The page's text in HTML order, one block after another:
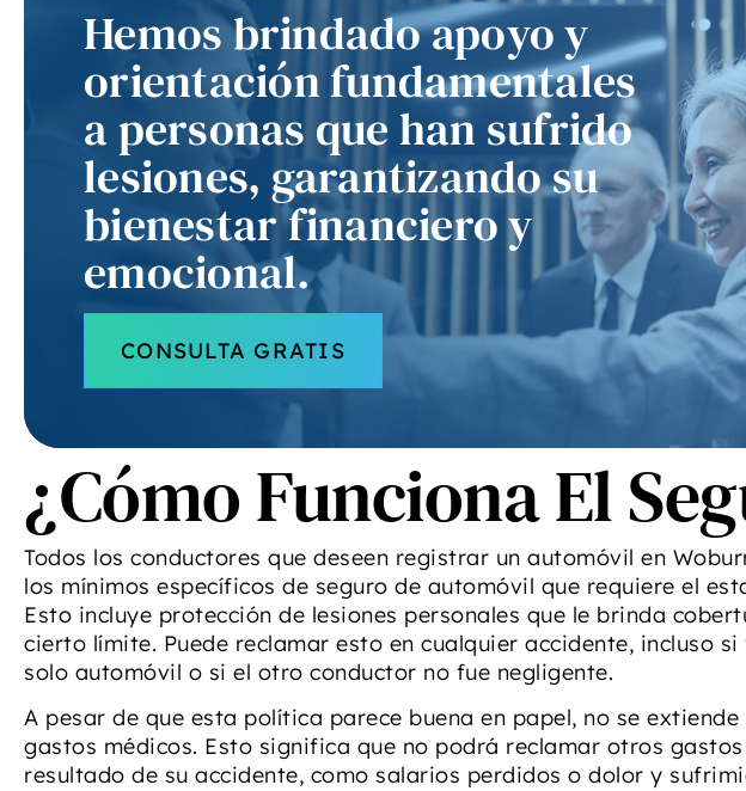
Hemos brindado apoyo y
orientación fundamentales
a personas que han sufrido
lesiones, garantizando su
bienestar financiero y
emocional.
CONSULTA GRATIS
¿Cómo Funciona El
Todos los conductores que deseen registrar un automóvil en
los mínimos específicos de seguro de automóvil que requiere el
Esto incluye protección de lesiones personales que le brinda
cierto límite. Puede reclamar esto en cualquier accidente, incluso
solo automóvil o si el otro conductor no fue negligente.
A pesar de que esta política parece buena en papel, no se
gastos médicos. Esto significa que no podrá reclamar otros
resultado de su accidente, como salarios perdidos o dolor y
“Recientemente tuve el
privilegio de observar
acción al abogado
Christopher DiBella de
DiBella Law. Quedé
profundamente
impresionado por el
dedicación y la
experiencia
demostrados por el
abogado DiBella y su
equipo. Recomiendo
todo corazón al
DiBella para
de sus necesidades
legales.”
- Michael Tulipano